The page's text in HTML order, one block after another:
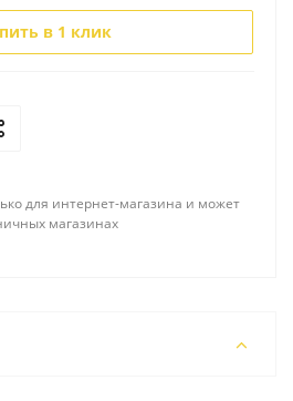
в 1 клик
для интернет-магазина и может
магазинах